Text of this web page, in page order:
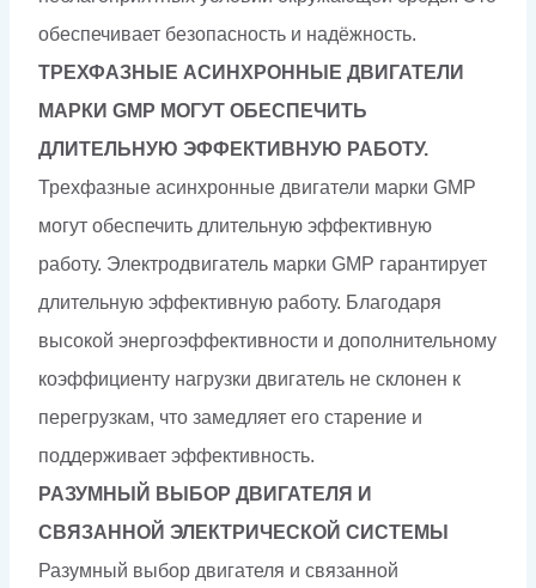
обеспечивает безопасность и надёжность.
ТРЕХФАЗНЫЕ АСИНХРОННЫЕ ДВИГАТЕЛИ
МАРКИ GMP МОГУТ ОБЕСПЕЧИТЬ
ДЛИТЕЛЬНУЮ ЭФФЕКТИВНУЮ РАБОТУ.
Трехфазные асинхронные двигатели марки GMP
могут обеспечить длительную эффективную
работу. Электродвигатель марки GMP гарантирует
длительную эффективную работу. Благодаря
высокой энергоэффективности и дополнительному
коэффициенту нагрузки двигатель не склонен к
перегрузкам, что замедляет его старение и
поддерживает эффективность.
РАЗУМНЫЙ ВЫБОР ДВИГАТЕЛЯ И
СВЯЗАННОЙ ЭЛЕКТРИЧЕСКОЙ СИСТЕМЫ
Разумный выбор двигателя и связанной